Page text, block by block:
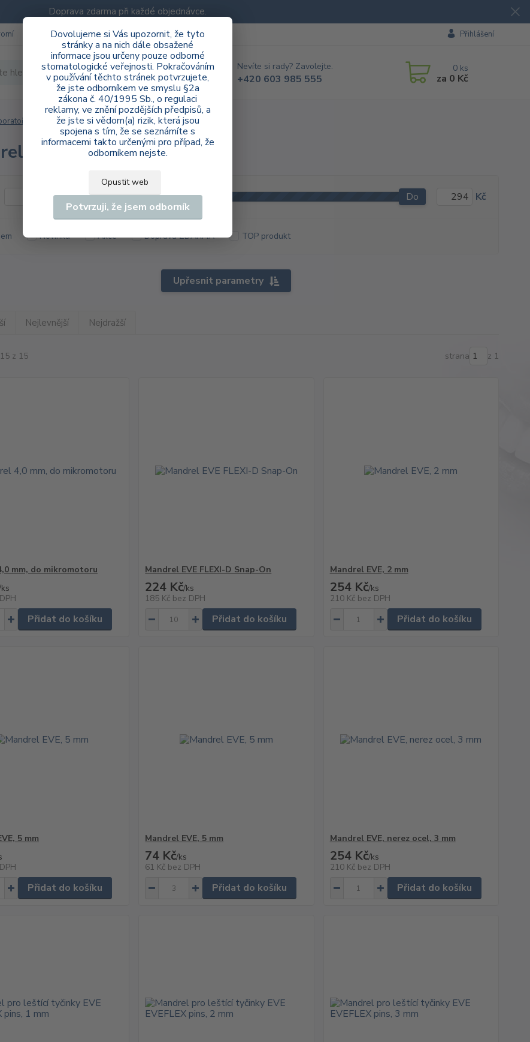
Doprava zdarma při každé objednávce.
Dovolujeme si Vás upozornit, že tyto
stránky a na nich dále obsažené
informace jsou určeny pouze odborné
stomatologické veřejnosti. Pokračováním
v používání těchto stránek potvrzujete,
že jste odborníkem ve smyslu §2a
zákona č. 40/1995 Sb., o regulaci
reklamy, ve znění pozdějších předpisů, a
že jste si vědom(a) rizik, která jsou
spojena s tím, že se seznámíte s
informacemi takto určenými pro případ, že
odborníkem nejste.
Opustit web
Potvrzuji, že jsem odborník
Přihlášení
Hledat Nevíte si rady? Zavolejte.
+420 603 985 555
0 ks
za 0 Kč
Mandrely
| Laboratoř
Upřesnit parametry
Kč Od Do Kč
Novinka Akce Doprava ZDARMA TOP produkt
Nejlevnější Nejdražší
z 15 strana z 1
mm, do mikromotoru
ks
Přidat do košíku
Mandrel EVE FLEXI-D Snap-On
224 Kč/ks
185 Kč bez DPH
Přidat do košíku
Mandrel EVE, 2 mm
254 Kč/ks
210 Kč bez DPH
Přidat do košíku
5 mm
Přidat do košíku
Mandrel EVE, 5 mm
74 Kč/ks
61 Kč bez DPH
Přidat do košíku
Mandrel EVE, nerez ocel, 3 mm
254 Kč/ks
210 Kč bez DPH
Přidat do košíku